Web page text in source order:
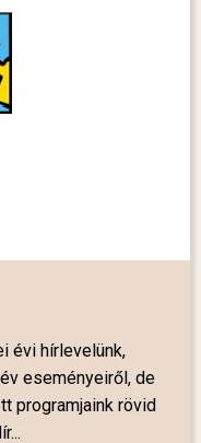
évi hírlevelünk,
eseményeiről, de
programjaink rövid